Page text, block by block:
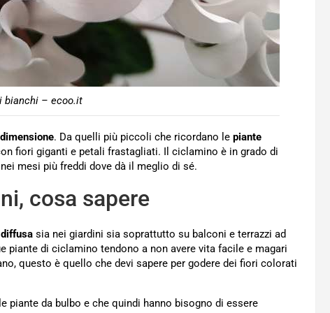
bianchi – ecoo.it
dimensione. Da quelli più piccoli che ricordano le piante
fiori giganti e petali frastagliati. Il ciclamino è in grado di
mesi più freddi dove dà il meglio di sé.
cosa sapere
diffusa sia nei giardini sia soprattutto su balconi e terrazzi ad
di ciclamino tendono a non avere vita facile e magari
questo è quello che devi sapere per godere dei fiori colorati
piante da bulbo e che quindi hanno bisogno di essere